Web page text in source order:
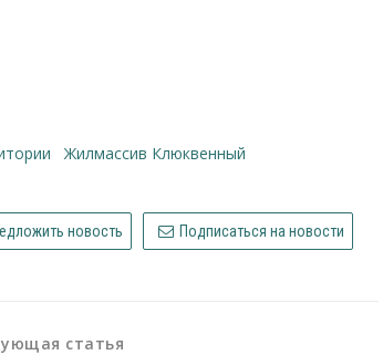
жилмассив Клюквенный
новость Подписаться на новости
статья